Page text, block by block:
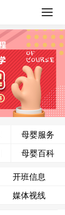
母婴服务
母婴百科
开班信息
媒体视线